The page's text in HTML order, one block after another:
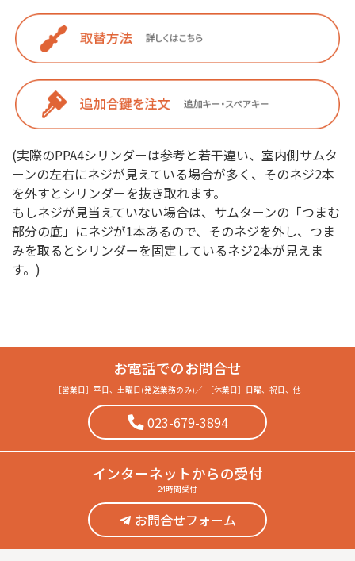
(実際のPPA4シリンダーは参考と若干違い、室内側サムタ
ーンの左右にネジが見えている場合が多く、そのネジ2本
を外すとシリンダーを抜き取れます。
もしネジが見当えていない場合は、サムターンの「つまむ
部分の底」にネジが1本あるので、そのネジを外し、つま
みを取るとシリンダーを固定しているネジ2本が見えま
す。)
お電話でのお問合せ
［営業日］ 平日、土曜日(発送業務のみ) ／ ［休業日］ 日曜、祝日、他
023-679-3894
インターネットからの受付
24時間受付
お問合せフォーム